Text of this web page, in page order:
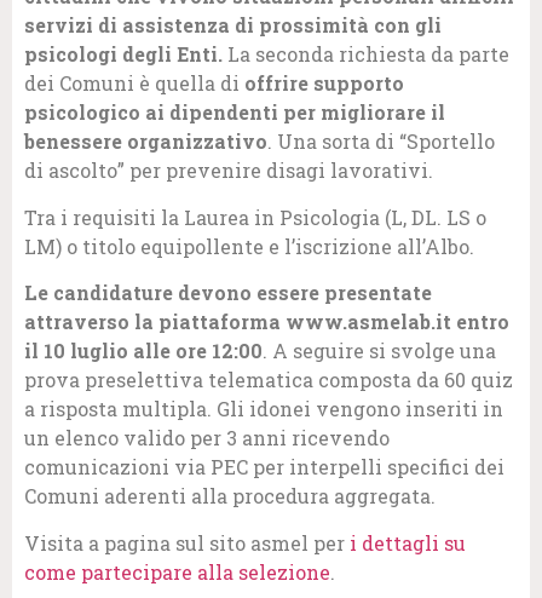
servizi di assistenza di prossimità con gli
psicologi degli Enti. La seconda richiesta da parte
dei Comuni è quella di offrire supporto
psicologico ai dipendenti per migliorare il
benessere organizzativo. Una sorta di “Sportello
di ascolto” per prevenire disagi lavorativi.
Tra i requisiti la Laurea in Psicologia (L, DL. LS o
LM) o titolo equipollente e l’iscrizione all’Albo.
Le candidature devono essere presentate
attraverso la piattaforma www.asmelab.it entro
il 10 luglio alle ore 12:00. A seguire si svolge una
prova preselettiva telematica composta da 60 quiz
a risposta multipla. Gli idonei vengono inseriti in
un elenco valido per 3 anni ricevendo
comunicazioni via PEC per interpelli specifici dei
Comuni aderenti alla procedura aggregata.
Visita a pagina sul sito asmel per i dettagli su
come partecipare alla selezione.